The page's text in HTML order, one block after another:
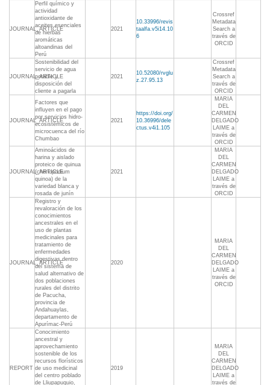
JOURNAL_ARTICLE
Perfil químico y
actividad
antioxidante de
aceites esenciales
de hierbas
aromáticas
altoandinas del
Perú
2021
10.33996/revis
taalfa.v5i14.10
6
Crossref
Metadata
Search a
través de
ORCID
JOURNAL_ARTICLE
Sostenibilidad del
servicio de agua
potable y
disposición del
cliente a pagarla
2021
10.52080/rvglu
z.27.95.13
Crossref
Metadata
Search a
través de
ORCID
JOURNAL_ARTICLE
Factores que
influyen en el pago
por servicios hidro-
ecosistémicos de
microcuenca del río
Chumbao
2021
https://doi.org/
10.36996/dele
ctus.v4i1.105
MARIA
DEL
CARMEN
DELGADO
LAIME a
través de
ORCID
JOURNAL_ARTICLE
Aminoácidos de
harina y aislado
proteico de quinua
(chenopodium
quinoa) de la
variedad blanca y
rosada de junín
2021
MARIA
DEL
CARMEN
DELGADO
LAIME a
través de
ORCID
JOURNAL_ARTICLE
Registro y
revaloración de los
conocimientos
ancestrales en el
uso de plantas
medicinales para
tratamiento de
enfermedades
digestivas dentro
del sistema de
salud alternativo de
dos poblaciones
rurales del distrito
de Pacucha,
provincia de
Andahuaylas,
departamento de
Apurímac-Perú
2020
MARIA
DEL
CARMEN
DELGADO
LAIME a
través de
ORCID
REPORT
Conocimiento
ancestral y
aprovechamiento
sostenible de los
recursos florísticos
de uso medicinal
del centro poblado
de Lliupapuquio,
2019
MARIA
DEL
CARMEN
DELGADO
LAIME a
través de